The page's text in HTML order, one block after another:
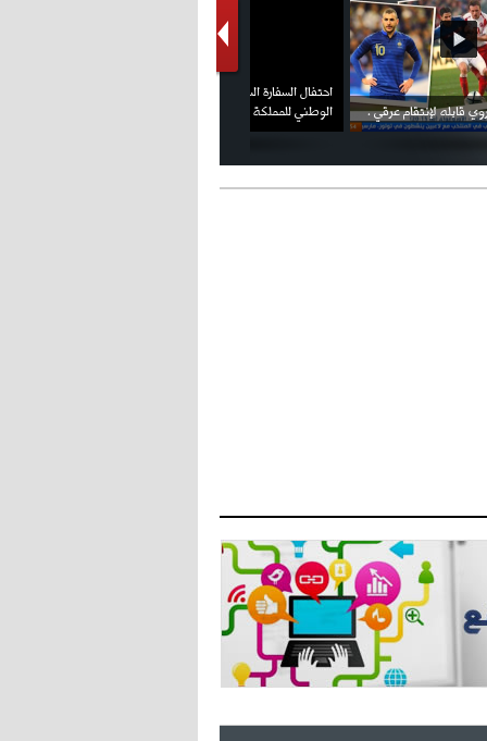
14:50
- 2021/08/04
البياسجي عرض على مبابي راتبا خياليا
14:42
- 2021/07/27
أوهارا: "محرز، فودن ودي بروين..
فيديو الإعلان الرسمي عن شعار بطولة كأس
العالم FIFA قطر 2022